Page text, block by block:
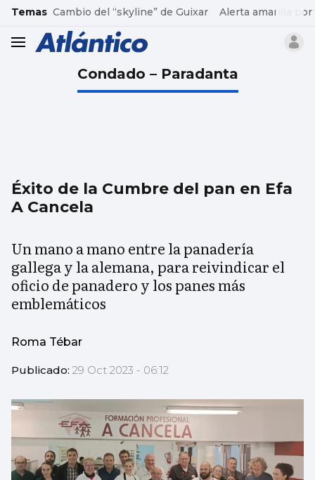
common.go-to-content
Temas Cambio del “skyline” de Guixar Alerta amarilla por
header.menu.open
Condado – Paradanta
Éxito de la Cumbre del pan en Efa
A Cancela
Un mano a mano entre la panadería
gallega y la alemana, para reivindicar el
oficio de panadero y los panes más
emblemáticos
Roma Tébar
Publicado: 29 Oct 2023 - 06:12